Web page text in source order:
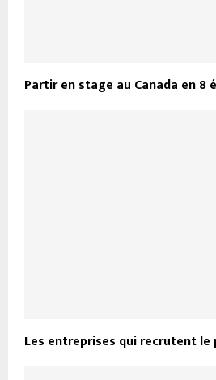
Partir en stage au Canada en 8
Les entreprises qui recrutent le